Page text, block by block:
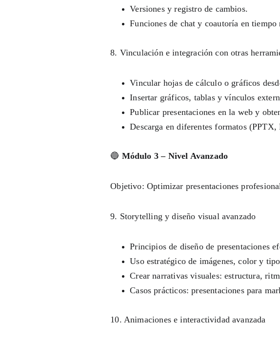
Versiones y registro de cambios.
Funciones de chat y coautoría en tiempo
8. Vinculación e integración con otras
Vincular hojas de cálculo o gráficos
Insertar gráficos, tablas y vínculos
Publicar presentaciones en la web y
Descarga en diferentes formatos (PPTX,
🔵 Módulo 3 – Nivel Avanzado
Objetivo: Optimizar presentaciones
9. Storytelling y diseño visual avanzado
Principios de diseño de presentaciones
Uso estratégico de imágenes, color y
Crear narrativas visuales: estructura,
Casos prácticos: presentaciones para
10. Animaciones e interactividad avanzada